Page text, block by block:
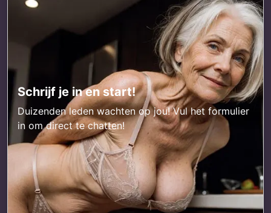
Schrijf je in en start!
Duizenden leden wachten op jou! Vul het formulier
in om direct te chatten!